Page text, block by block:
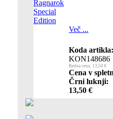
Več ...
Koda artikla:
KON148686
Redna cena: 13,50 €
Cena v
Črni luknji:
13,50 €